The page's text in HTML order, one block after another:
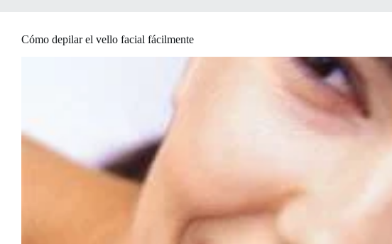
Cómo depilar el vello facial fácilmente